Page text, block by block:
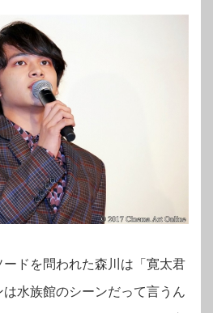
ドを問われた森川は「寛太君
水族館のシーンだって言うん